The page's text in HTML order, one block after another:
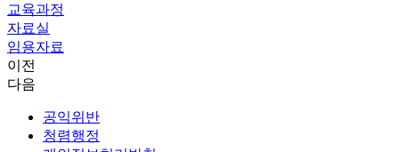
교육과정
자료실
임용자료
이전
다음
공익위반
청렴행정